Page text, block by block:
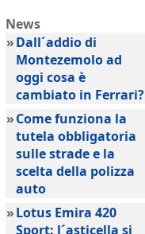
News
»Dall´addio di
Montezemolo ad
oggi cosa è
cambiato in Ferrari?
»Come funziona la
tutela obbligatoria
sulle strade e la
scelta della polizza
auto
»Lotus Emira 420
Sport: l´asticella si